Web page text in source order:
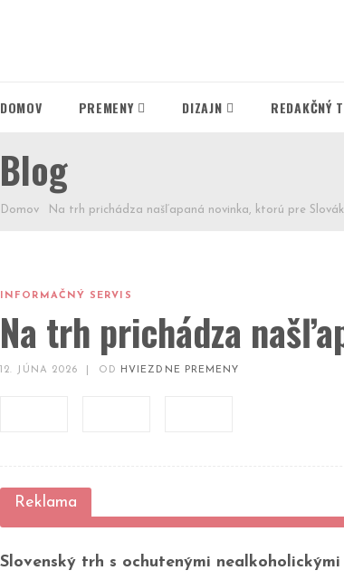
DOMOV PREMENY DIZAJN REDAKČNÝ
Blog
Domov Na trh prichádza našľapaná novinka, ktorú pre
INFORMAČNÝ SERVIS
Na trh prichádza
12. JÚNA 2026 OD HVIEZDNE PREMENY
Slovenský trh s ochutenými